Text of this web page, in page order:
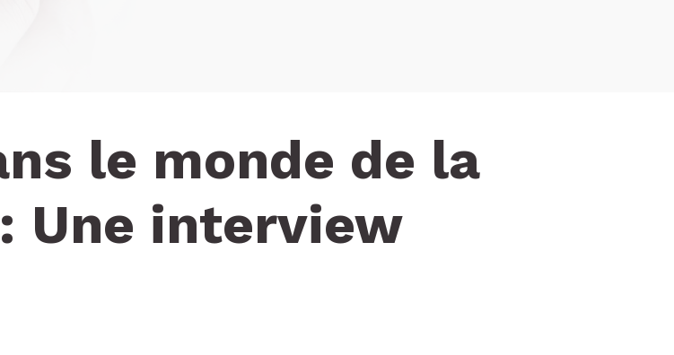
le monde de la
Une interview